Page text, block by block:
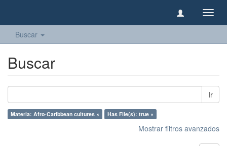
Buscar
Buscar
Ir
Materia: Afro-Caribbean cultures × Has File(s): true ×
Mostrar filtros avanzados